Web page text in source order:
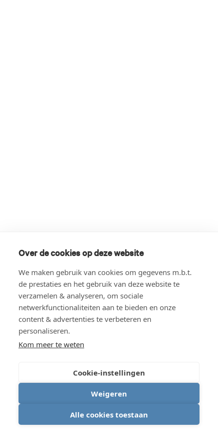
Over de cookies op deze website
We maken gebruik van cookies om gegevens m.b.t.
de prestaties en het gebruik van deze website te
verzamelen & analyseren, om sociale
netwerkfunctionaliteiten aan te bieden en onze
content & advertenties te verbeteren en
personaliseren.
Kom meer te weten
Cookie-instellingen
Weigeren
Alle cookies toestaan